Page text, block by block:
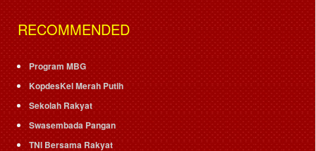
RECOMMENDED
Program MBG
KopdesKel Merah Putih
Sekolah Rakyat
Swasembada Pangan
TNI Bersama Rakyat